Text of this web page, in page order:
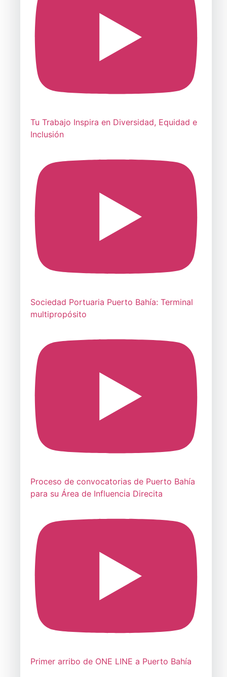
Tu Trabajo Inspira en Diversidad, Equidad e
Inclusión
Sociedad Portuaria Puerto Bahía: Terminal
multipropósito
Proceso de convocatorias de Puerto Bahía
para su Área de Influencia Direcita
Primer arribo de ONE LINE a Puerto Bahía